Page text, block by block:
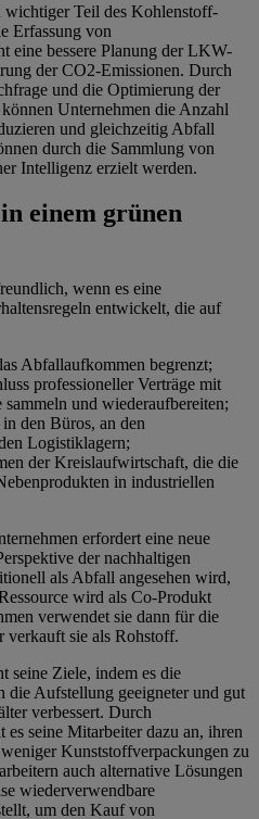
wichtiger Teil des Kohlenstoff-
Erfassung von
eine bessere Planung der LKW-
der CO2-Emissionen. Durch
und die Optimierung der
Unternehmen die Anzahl
und gleichzeitig Abfall
durch die Sammlung von
Intelligenz erzielt werden.
einem grünen
wenn es eine
entwickelt, die auf
Abfallaufkommen begrenzt;
professioneller Verträge mit
und wiederaufbereiten;
den Büros, an den
Logistiklagern;
der Kreislaufwirtschaft, die die
in industriellen
erfordert eine neue
der nachhaltigen
als Abfall angesehen wird,
wird als Co-Produkt
verwendet sie dann für die
verkauft sie als Rohstoff.
seine Ziele, indem es die
die Aufstellung geeigneter und gut
verbessert. Durch
es seine Mitarbeiter dazu an, ihren
Kunststoffverpackungen zu
auch alternative Lösungen
wiederverwendbare
um den Kauf von